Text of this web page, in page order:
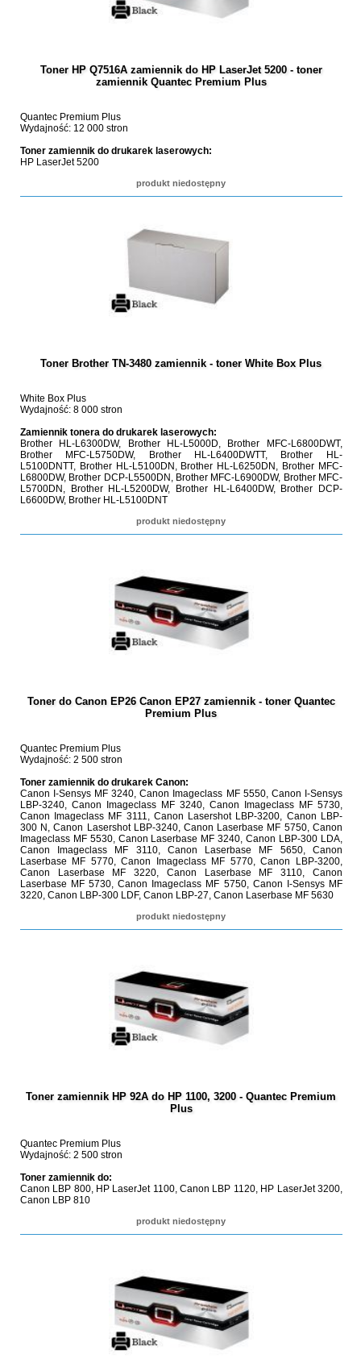
Toner HP Q7516A zamiennik do HP LaserJet 5200 - toner
zamiennik Quantec Premium Plus
Quantec Premium Plus
Wydajność: 12 000 stron
Toner zamiennik do drukarek laserowych:
HP LaserJet 5200
produkt niedostępny
Toner Brother TN-3480 zamiennik - toner White Box Plus
White Box Plus
Wydajność: 8 000 stron
Zamiennik tonera do drukarek laserowych:
Brother HL-L6300DW, Brother HL-L5000D, Brother MFC-L6800DWT,
Brother MFC-L5750DW, Brother HL-L6400DWTT, Brother HL-
L5100DNTT, Brother HL-L5100DN, Brother HL-L6250DN, Brother MFC-
L6800DW, Brother DCP-L5500DN, Brother MFC-L6900DW, Brother MFC-
L5700DN, Brother HL-L5200DW, Brother HL-L6400DW, Brother DCP-
L6600DW, Brother HL-L5100DNT
produkt niedostępny
Toner do Canon EP26 Canon EP27 zamiennik - toner Quantec
Premium Plus
Quantec Premium Plus
Wydajność: 2 500 stron
Toner zamiennik do drukarek Canon:
Canon I-Sensys MF 3240, Canon Imageclass MF 5550, Canon I-Sensys
LBP-3240, Canon Imageclass MF 3240, Canon Imageclass MF 5730,
Canon Imageclass MF 3111, Canon Lasershot LBP-3200, Canon LBP-
300 N, Canon Lasershot LBP-3240, Canon Laserbase MF 5750, Canon
Imageclass MF 5530, Canon Laserbase MF 3240, Canon LBP-300 LDA,
Canon Imageclass MF 3110, Canon Laserbase MF 5650, Canon
Laserbase MF 5770, Canon Imageclass MF 5770, Canon LBP-3200,
Canon Laserbase MF 3220, Canon Laserbase MF 3110, Canon
Laserbase MF 5730, Canon Imageclass MF 5750, Canon I-Sensys MF
3220, Canon LBP-300 LDF, Canon LBP-27, Canon Laserbase MF 5630
produkt niedostępny
Toner zamiennik HP 92A do HP 1100, 3200 - Quantec Premium
Plus
Quantec Premium Plus
Wydajność: 2 500 stron
Toner zamiennik do:
Canon LBP 800, HP LaserJet 1100, Canon LBP 1120, HP LaserJet 3200,
Canon LBP 810
produkt niedostępny